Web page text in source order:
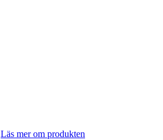
Läs mer om produkten